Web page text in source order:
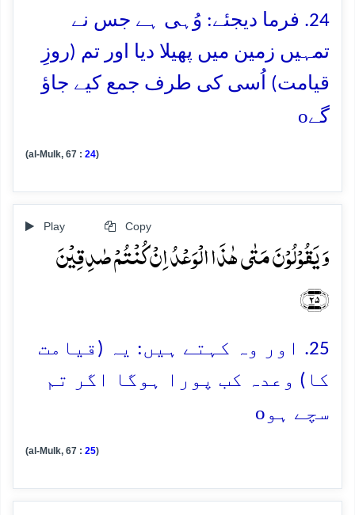
24. فرما دیجئے: وُہی ہے جس نے
تمہیں زمین میں پھیلا دیا اور تم (روزِ
قیامت) اُسی کی طرف جمع کیے جاؤ
گےo
(al-Mulk, 67 : 24)
Play Copy
وَ یَقُوۡلُوۡنَ مَتٰی ہٰذَا الۡوَعۡدُ اِنۡ کُنۡتُمۡ صٰدِقِیۡنَ
﴿۲۵﴾
25. اور وہ کہتے ہیں: یہ (قیامت
کا) وعدہ کب پورا ہوگا اگر تم
سچے ہو o
(al-Mulk, 67 : 25)